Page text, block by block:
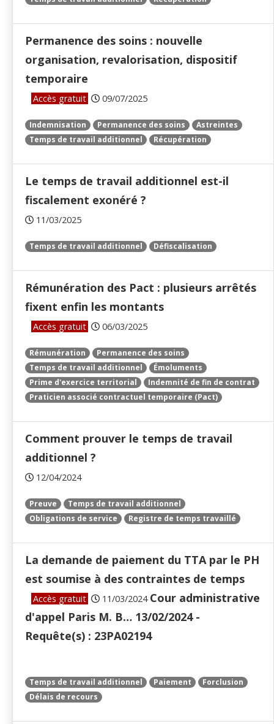
Permanence des soins : nouvelle
organisation, revalorisation, dispositif
temporaire
Accès gratuit 09/07/2025
Indemnisation Permanence des soins
Astreintes
Temps de travail additionnel
Récupération
Le temps de travail additionnel est-il
fiscalement exonéré ?
11/03/2025
Temps de travail additionnel Défiscalisation
Rémunération des Pact : plusieurs arrêtés
fixent enfin les montants
Accès gratuit 06/03/2025
Rémunération
Permanence des soins
Temps de travail additionnel
Émoluments
Prime d'exercice territorial
Indemnité de fin de contrat
Praticien associé contractuel temporaire (Pact)
Comment prouver le temps de travail
additionnel ?
12/04/2024
Preuve
Temps de travail additionnel
Obligations de service
Registre de temps travaillé
La demande de paiement du TTA par le PH
est soumise à des contraintes de temps
Accès gratuit 11/03/2024 Cour administrative
d'appel Paris M. B… 13/02/2024 -
Requête(s) : 23PA02194
Temps de travail additionnel Paiement
Forclusion
Délais de recours